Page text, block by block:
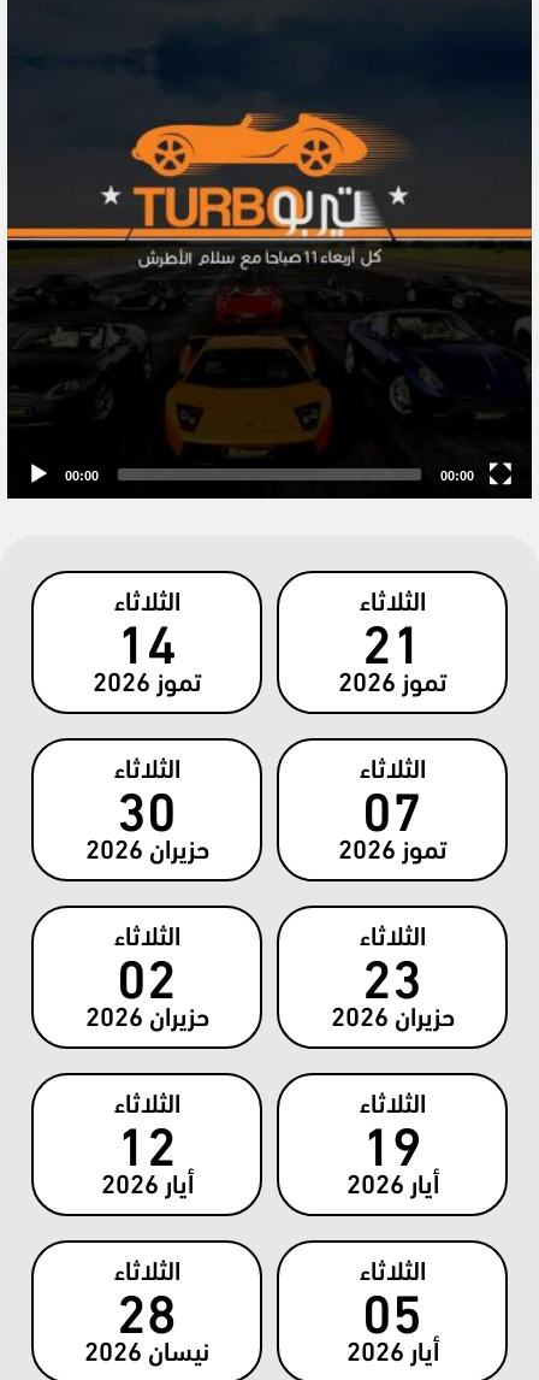
00:00 00:00
الثلاثاء
21
تموز 2026
الثلاثاء
14
تموز 2026
الثلاثاء
07
تموز 2026
الثلاثاء
30
حزيران 2026
الثلاثاء
23
حزيران 2026
الثلاثاء
02
حزيران 2026
الثلاثاء
19
أيار 2026
الثلاثاء
12
أيار 2026
الثلاثاء
05
أيار 2026
الثلاثاء
28
نيسان 2026